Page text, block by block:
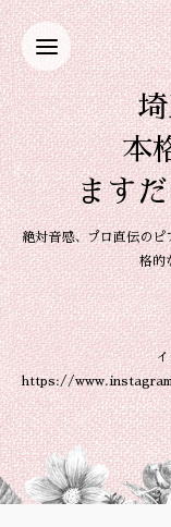
本
ます
絶対音感、プロ直伝のピ
格的
https://